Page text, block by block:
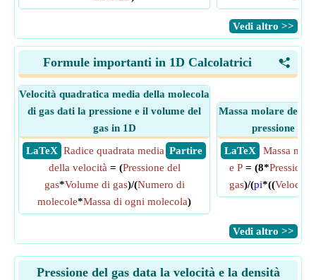
​Vedi altro >>
<
Formule importanti in 1D Calcolatrici
Velocità quadratica media della molecola
di gas dati la pressione e il volume del
gas in 1D
​ LaTeX
​ Partire
Radice quadrata media
della velocità = (Pressione del
gas*Volume di gas)/(Numero di
molecole*Massa di ogni molecola)
Massa molare del
pressione e il
​ LaTeX
Massa
e P = (8*Pressione
gas)/(pi*((Velocità
​Vedi altro >>
Pressione del gas data la velocità e la densità